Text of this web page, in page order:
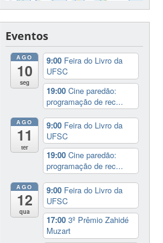
Eventos
AGO
10
seg
9:00 Feira do Livro da
UFSC
19:00Cine paredão:
programação de rec...
AGO
11
ter
9:00 Feira do Livro da
UFSC
19:00Cine paredão:
programação de rec...
AGO
12
qua
9:00 Feira do Livro da
UFSC
17:003º Prêmio Zahidé
Muzart